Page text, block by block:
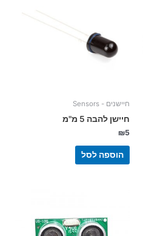
חיישנים - Sensors
חיישן להבה 5 מ"מ
₪5
הוספה לסל